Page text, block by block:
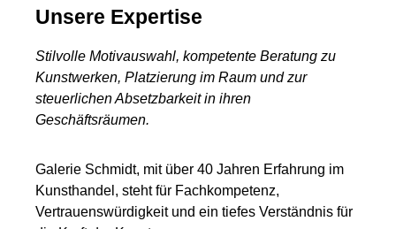
Unsere Expertise
Stilvolle Motivauswahl, kompetente Beratung zu
Kunstwerken, Platzierung im Raum und zur
steuerlichen Absetzbarkeit in ihren
Geschäftsräumen.
Galerie Schmidt, mit über 40 Jahren Erfahrung im
Kunsthandel, steht für Fachkompetenz,
Vertrauenswürdigkeit und ein tiefes Verständnis für